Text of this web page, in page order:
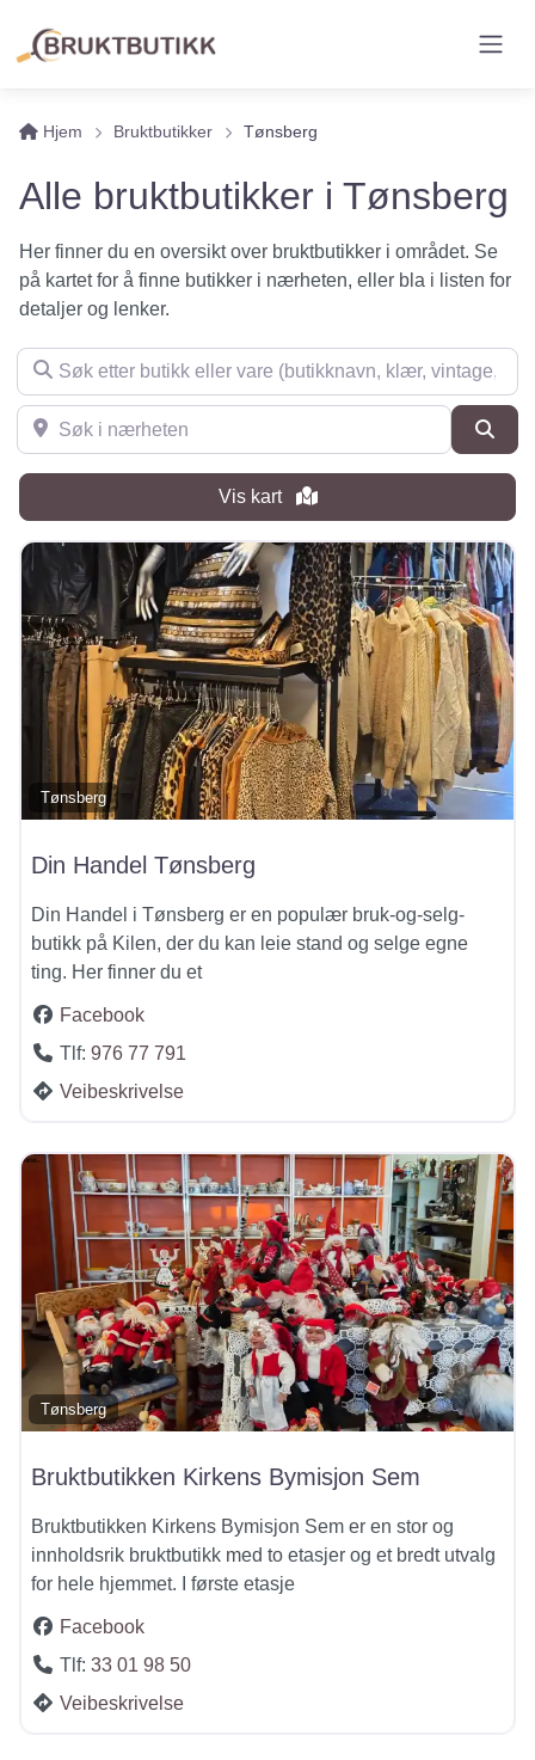
Hjem Bruktbutikker Tønsberg
Alle bruktbutikker i Tønsberg
Her finner du en oversikt over bruktbutikker i området. Se
på kartet for å finne butikker i nærheten, eller bla i listen for
detaljer og lenker.
Søk etter butikk eller vare (butikknavn, klær, vintage, møbler
Søk i nærheten
Vis kart
Tønsberg
Din Handel Tønsberg
Din Handel i Tønsberg er en populær bruk-og-selg-
butikk på Kilen, der du kan leie stand og selge egne
ting. Her finner du et
Facebook
Tlf: 976 77 791
Veibeskrivelse
Tønsberg
Bruktbutikken Kirkens Bymisjon Sem
Bruktbutikken Kirkens Bymisjon Sem er en stor og
innholdsrik bruktbutikk med to etasjer og et bredt utvalg
for hele hjemmet. I første etasje
Facebook
Tlf: 33 01 98 50
Veibeskrivelse